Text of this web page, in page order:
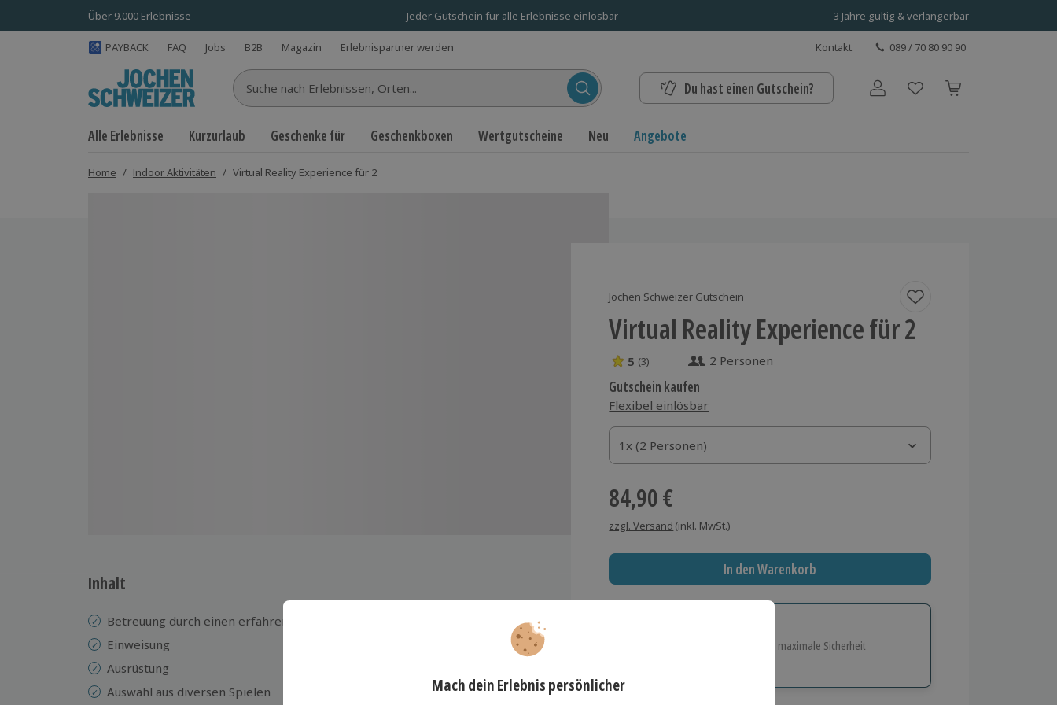
Über 9.000 Erlebnisse Jeder Gutschein für alle Erlebnisse einlösbar 3 Jahre gültig & verlängerbar
PAYBACK FAQ Jobs B2B Magazin Erlebnispartner werden Kontakt 089 / 70 80 90 90
Suche nach Erlebnissen... Du hast einen Gutschein? Benutzerkonto
Alle Erlebnisse Kurzurlaub Geschenke für Geschenkboxen Wertgutscheine Neu Angebote
Home / Indoor Aktivitäten / Virtual Reality Experience für 2
Jochen Schweizer Gutschein
Virtual Reality Experience für 2
5 Sterne von 5 aus 3 Bewertungen
5 (3) 2 Personen
Gutschein kaufen
Flexibel einlösbar
1x (2 Personen)
1x (2 Personen)
1x (2 Personen)
84,90 €
zzgl. Versand (inkl. MwSt.)
In den Warenkorb
Immer das richtige Geschenk:
Große Auswahl, volle Flexibilität und maximale Sicherheit
Inhalt
Betreuung durch einen erfahrenen Instruktor
Einweisung
Ausrüstung
Auswahl aus diversen Spielen